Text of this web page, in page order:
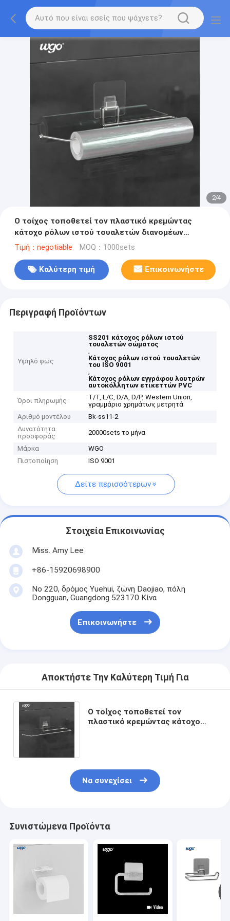
2/4
Ο τοίχος τοποθετεί τον πλαστικό κρεμώντας
κάτοχο ρόλων ιστού τουαλετών διανομέων
αυτοκόλλητο
Τιμή：negotiable MOQ：1000sets
Καλύτερη τιμή Επικοινωνήστε
Περιγραφή Προϊόντων
Υψηλό φως
SS201 κάτοχος ρόλων ιστού
τουαλετών σώματος
,
Κάτοχος ρόλων ιστού τουαλετών
του ISO 9001
,
Κάτοχος ρόλων εγγράφου λουτρών
αυτοκόλλητων ετικεττών PVC
Όροι πληρωμής
T/T, L/C, D/A, D/P, Western Union,
γραμμάριο χρημάτων, μετρητά
Αριθμό μοντέλου
Bk-ss11-2
Δυνατότητα
προσφοράς
20000sets το μήνα
Μάρκα
WGO
Πιστοποίηση
ISO 9001
Δείτε περισσότερων
Στοιχεία Επικοινωνίας
Miss. Amy Lee
+86-15920698900
Νο 220, δρόμος Yuehui, ζώνη Daojiao, πόλη
Dongguan, Guangdong 523170 Κίνα
Επικοινωνήστε
Αποκτήστε Την Καλύτερη Τιμή Για
Ο τοίχος τοποθετεί τον
πλαστικό κρεμώντας κάτοχο
Να συνεχίσει
Συνιστώμενα Προϊόντα